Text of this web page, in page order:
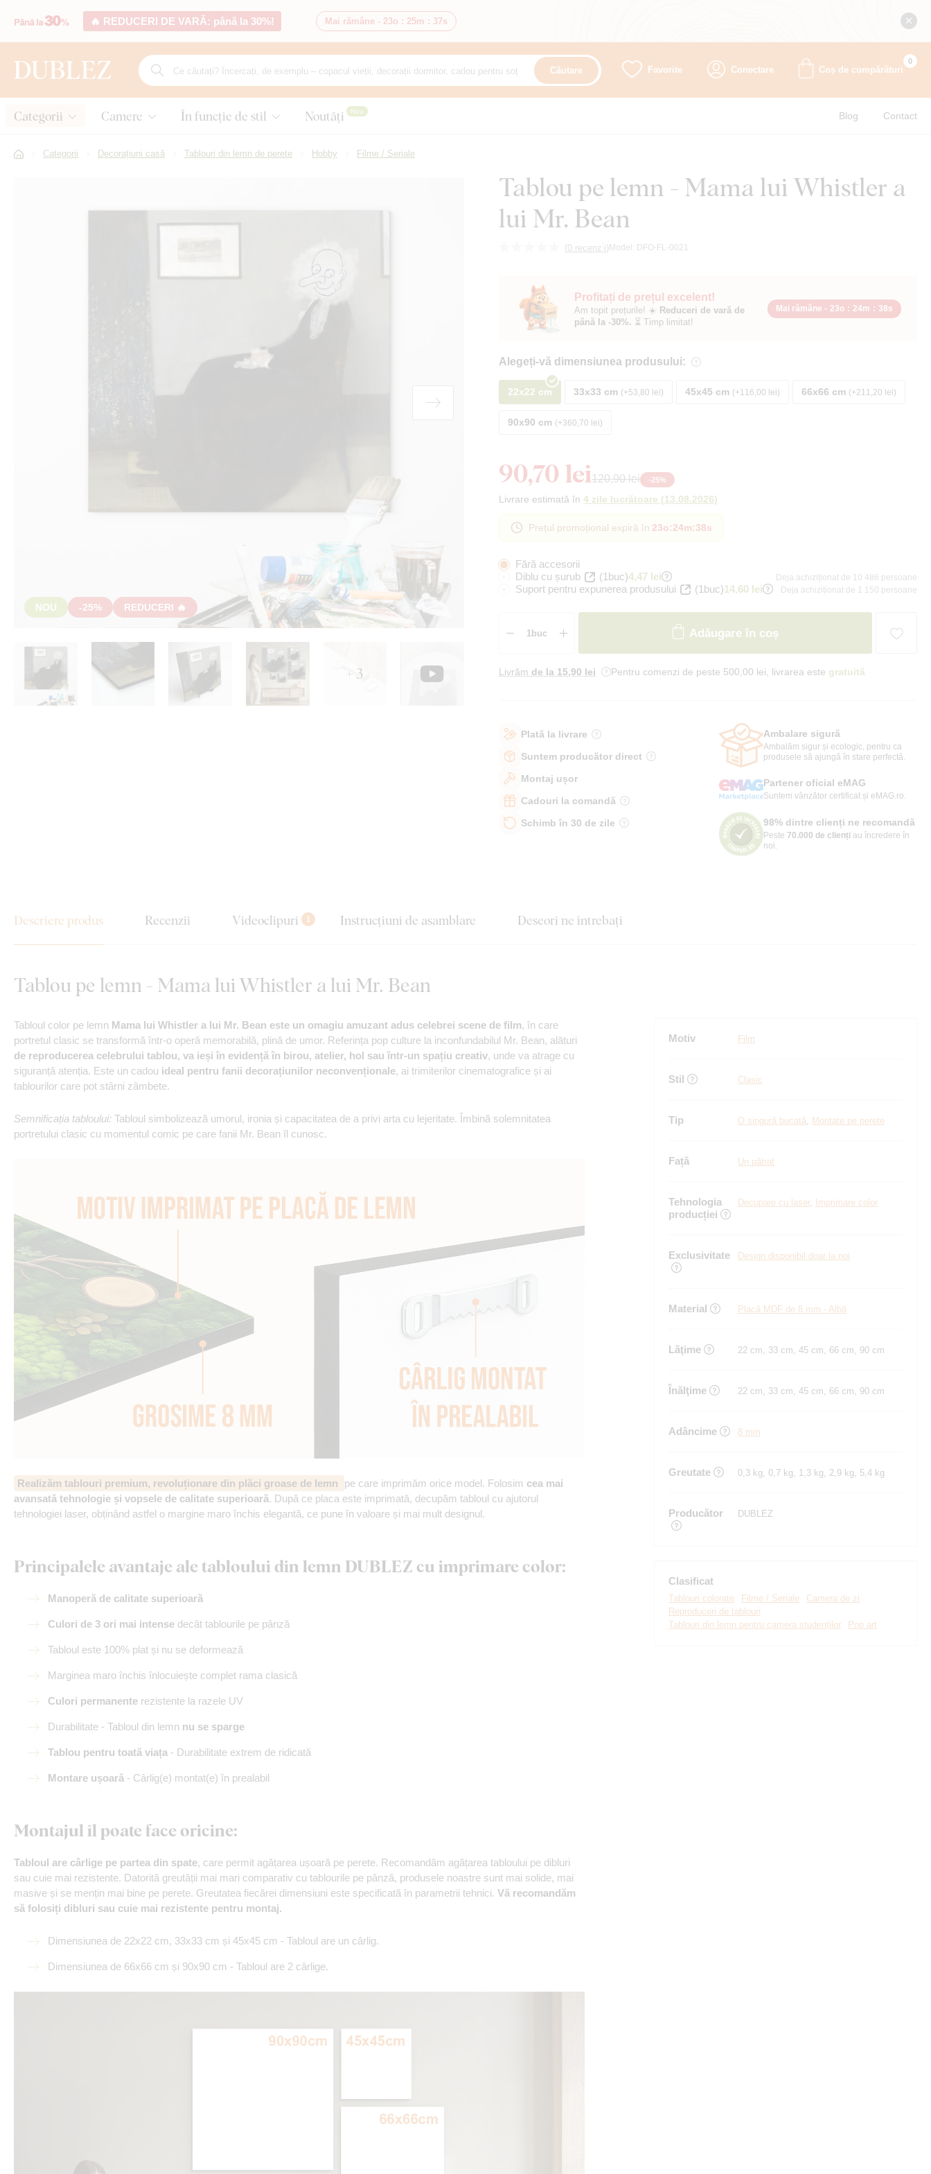
🔥 REDUCERI DE VARĂ: până la 30%! Mai rămâne - 23o : 25m : 36s
Căutare Favorite Conectare Coș de cumpărături
0
Categorii Camere În funcție de stil Noutăți Nou Blog Contact
Categorii Decorațiuni casă Tablouri din lemn de perete Hobby Filme / Seriale
Tablou pe lemn - Mama lui Whistler a
lui Mr. Bean
(0 recenzii) Model: DFO-FL-0021
NOU -25% REDUCERI 🔥
+ 3
Profitați de prețul excelent!
Am topit prețurile! ☀️ Reduceri de vară de
până la -30%. ⏳ Timp limitat!
Mai rămâne - 23o : 24m : 37s
Alegeți-vă dimensiunea produsului:
22x22 cm 33x33 cm +53,80 lei 45x45 cm +116,00 lei 66x66 cm +211,20 lei
90x90 cm +360,70 lei
90,70 lei120,90 lei -25%
Livrare estimată în 4 zile lucrătoare (13.08.2026)
Prețul promoțional expiră în 23o:24m:37s
Fără accesorii
Diblu cu șurub
(1buc)4,47 lei Deja achiziționat de 10 486 persoane
Suport pentru expunerea produsului (1buc)14,60 lei Deja achiziționat de 1 150 persoane
Adăugare în coș
Livrăm de la 15,90 lei Pentru comenzi de peste 500,00 lei, livrarea este gratuită
Plată la livrare
Suntem producător direct
Montaj ușor
Cadouri la comandă
Schimb în 30 de zile
Ambalare sigură
Ambalăm sigur și ecologic, pentru ca
produsele să ajungă în stare perfectă.
Partener oficial eMAG
Suntem vânzător certificat și eMAG.ro.
98% dintre clienți ne recomandă
Peste 70.000 de clienți au încredere în
noi.
Descriere produs Recenzii Videoclipuri 1 Instrucțiuni de asamblare Deseori ne întrebați
Tablou pe lemn - Mama lui Whistler a lui Mr. Bean
Tabloul color pe lemn Mama lui Whistler a lui Mr. Bean este un omagiu amuzant adus celebrei scene de film, în care
portretul clasic se transformă într-o operă memorabilă, plină de umor. Referința pop culture la inconfundabilul Mr. Bean, alături
de reproducerea celebrului tablou, va ieși în evidență în birou, atelier, hol sau într-un spațiu creativ, unde va atrage cu
siguranță atenția. Este un cadou ideal pentru fanii decorațiunilor neconvenționale, ai trimiterilor cinematografice și ai
tablourilor care pot stârni zâmbete.
Semnificația tabloului: Tabloul simbolizează umorul, ironia și capacitatea de a privi arta cu lejeritate. Îmbină solemnitatea
portretului clasic cu momentul comic pe care fanii Mr. Bean îl cunosc.
Realizăm tablouri premium, revoluționare din plăci groase de lemn pe care imprimăm orice model. Folosim cea mai
avansată tehnologie și vopsele de calitate superioară. După ce placa este imprimată, decupăm tabloul cu ajutorul
tehnologiei laser, obținând astfel o margine maro închis elegantă, ce pune în valoare și mai mult designul.
Principalele avantaje ale tabloului din lemn DUBLEZ cu imprimare color:
Manoperă de calitate superioară
Culori de 3 ori mai intense decât tablourile pe pânză
Tabloul este 100% plat și nu se deformează
Marginea maro închis înlocuiește complet rama clasică
Culori permanente rezistente la razele UV
Durabilitate - Tabloul din lemn nu se sparge
Tablou pentru toată viața - Durabilitate extrem de ridicată
Montare ușoară - Cârlig(e) montat(e) în prealabil
Montajul îl poate face oricine:
Tabloul are cârlige pe partea din spate, care permit agățarea ușoară pe perete. Recomandăm agățarea tabloului pe dibluri
sau cuie mai rezistente. Datorită greutății mai mari comparativ cu tablourile pe pânză, produsele noastre sunt mai solide, mai
masive și se mențin mai bine pe perete. Greutatea fiecărei dimensiuni este specificată în parametrii tehnici. Vă recomandăm
să folosiți dibluri sau cuie mai rezistente pentru montaj.
Dimensiunea de 22x22 cm, 33x33 cm și 45x45 cm - Tabloul are un cârlig.
Dimensiunea de 66x66 cm și 90x90 cm - Tabloul are 2 cârlige.
Motiv Film
Stil Clasic
Tip O singură bucată, Montate pe perete
Față Un pătrat
Tehnologia
producției
Decupare cu laser, Imprimare color
Exclusivitate Design disponibil doar la noi
Material Placă MDF de 8 mm - Albă
Lăţime 22 cm, 33 cm, 45 cm, 66 cm, 90 cm
Înălţime 22 cm, 33 cm, 45 cm, 66 cm, 90 cm
Adâncime 8 mm
Greutate 0,3 kg, 0,7 kg, 1,3 kg, 2,9 kg, 5,4 kg
Producător DUBLEZ
Clasificat
Tablouri colorate Filme / Seriale
Camera de zi
Reproduceri de tablouri
Tablouri din lemn pentru camera studenților
Pop art